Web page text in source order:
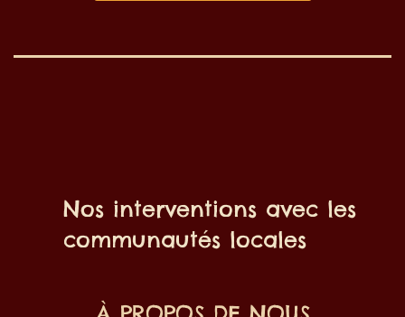
Nos interventions avec les
communautés locales